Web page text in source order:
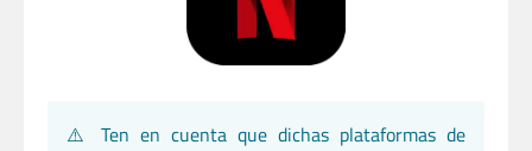
⚠️ Ten en cuenta que dichas plataformas de